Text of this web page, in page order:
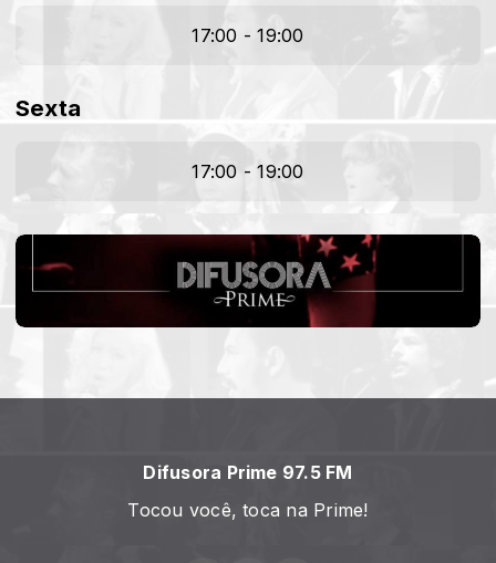
17:00 - 19:00
Sexta
17:00 - 19:00
Difusora Prime 97.5 FM
Tocou você, toca na Prime!